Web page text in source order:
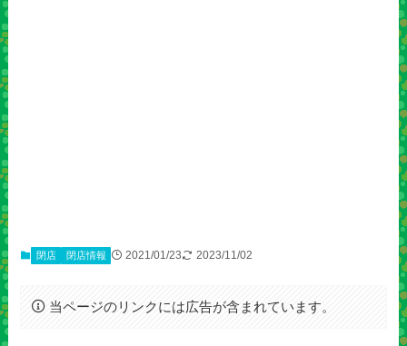
閉店 閉店情報 2021/01/23 2023/11/02
当ページのリンクには広告が含まれています。